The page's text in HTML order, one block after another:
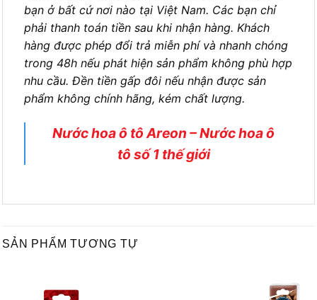
bạn ở bất cứ nơi nào tại Việt Nam. Các bạn chỉ
phải thanh toán tiền sau khi nhận hàng. Khách
hàng được phép đổi trả miễn phí và nhanh chóng
trong 48h nếu phát hiện sản phẩm không phù hợp
nhu cầu. Đền tiền gấp đôi nếu nhận được sản
phẩm không chính hãng, kém chất lượng.
Nước hoa ô tô Areon – Nước hoa ô
tô số 1 thế giới
SẢN PHẨM TƯƠNG TỰ